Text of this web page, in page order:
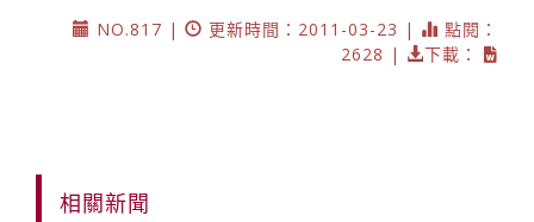
NO.817 |
更新時間：2011-03-23 |
點閱：
2628 |
下載：
相關新聞